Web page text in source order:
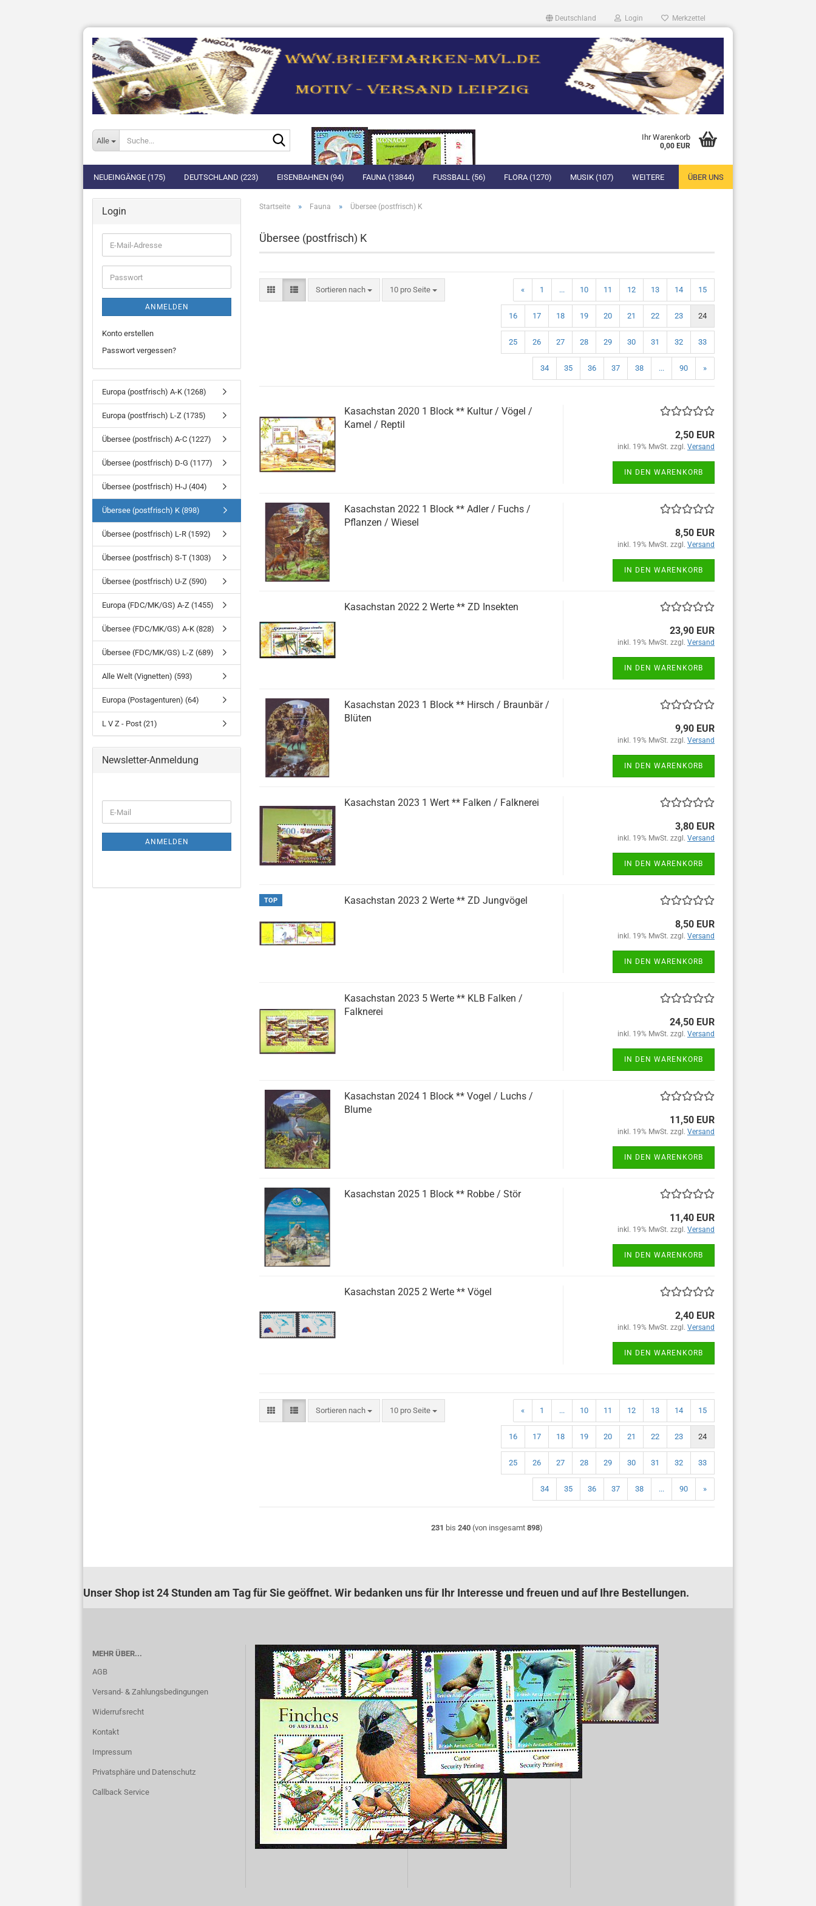
Deutschland Login Merkzettel
Alle
Suche... Ihr Warenkorb
0,00 EUR
NEUEINGÄNGE (175) DEUTSCHLAND (223) EISENBAHNEN (94) FAUNA (13844) FUSSBALL (56) FLORA (1270) MUSIK (107) ÜBER UNS
WEITERE
Startseite » Fauna » Übersee (postfrisch) K
Übersee (postfrisch) K
Sortieren nach
Sortieren nach 10 pro Seite
pro Seite « 1 ... 10 11 12 13 14 15
16 17 18 19 20 21 22 23 24
25 26 27 28 29 30 31 32 33
34 35 36 37 38 ... 90 »
Kasachstan 2020 1 Block ** Kultur / Vögel /
Kamel / Reptil
2,50 EUR
inkl. 19% MwSt. zzgl. Versand
IN DEN WARENKORB
Kasachstan 2022 1 Block ** Adler / Fuchs /
Pflanzen / Wiesel
8,50 EUR
inkl. 19% MwSt. zzgl. Versand
IN DEN WARENKORB
Kasachstan 2022 2 Werte ** ZD Insekten
23,90 EUR
inkl. 19% MwSt. zzgl. Versand
IN DEN WARENKORB
Kasachstan 2023 1 Block ** Hirsch / Braunbär /
Blüten
9,90 EUR
inkl. 19% MwSt. zzgl. Versand
IN DEN WARENKORB
Kasachstan 2023 1 Wert ** Falken / Falknerei
3,80 EUR
inkl. 19% MwSt. zzgl. Versand
IN DEN WARENKORB
TOP Kasachstan 2023 2 Werte ** ZD Jungvögel
8,50 EUR
inkl. 19% MwSt. zzgl. Versand
IN DEN WARENKORB
Kasachstan 2023 5 Werte ** KLB Falken /
Falknerei
24,50 EUR
inkl. 19% MwSt. zzgl. Versand
IN DEN WARENKORB
Kasachstan 2024 1 Block ** Vogel / Luchs /
Blume
11,50 EUR
inkl. 19% MwSt. zzgl. Versand
IN DEN WARENKORB
Kasachstan 2025 1 Block ** Robbe / Stör
11,40 EUR
inkl. 19% MwSt. zzgl. Versand
IN DEN WARENKORB
Kasachstan 2025 2 Werte ** Vögel
2,40 EUR
inkl. 19% MwSt. zzgl. Versand
IN DEN WARENKORB
Sortieren nach
Sortieren nach 10 pro Seite
pro Seite « 1 ... 10 11 12 13 14 15
16 17 18 19 20 21 22 23 24
25 26 27 28 29 30 31 32 33
34 35 36 37 38 ... 90 »
231 bis 240 (von insgesamt 898)
Login
E-
Mail-
Adresse
Passwort
ANMELDEN
Konto erstellen
Passwort vergessen?
Europa (postfrisch) A-K (1268)
Europa (postfrisch) L-Z (1735)
Übersee (postfrisch) A-C (1227)
Übersee (postfrisch) D-G (1177)
Übersee (postfrisch) H-J (404)
Übersee (postfrisch) K (898)
Übersee (postfrisch) L-R (1592)
Übersee (postfrisch) S-T (1303)
Übersee (postfrisch) U-Z (590)
Europa (FDC/MK/GS) A-Z (1455)
Übersee (FDC/MK/GS) A-K (828)
Übersee (FDC/MK/GS) L-Z (689)
Alle Welt (Vignetten) (593)
Europa (Postagenturen) (64)
L V Z - Post (21)
Newsletter-Anmeldung
ZUR
ANMELDUNG
E-
Mail
ANMELDEN
Unser Shop ist 24 Stunden am Tag für Sie geöffnet. Wir bedanken uns für Ihr Interesse und freuen und auf Ihre Bestellungen.
MEHR ÜBER...
AGB
Versand- & Zahlungsbedingungen
Widerrufsrecht
Kontakt
Impressum
Privatsphäre und Datenschutz
Callback Service